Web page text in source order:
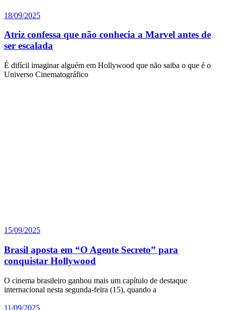
18/09/2025
Atriz confessa que não conhecia a Marvel antes de
ser escalada
É difícil imaginar alguém em Hollywood que não saiba o que é o
Universo Cinematográfico
15/09/2025
Brasil aposta em “O Agente Secreto” para
conquistar Hollywood
O cinema brasileiro ganhou mais um capítulo de destaque
internacional nesta segunda-feira (15), quando a
11/09/2025